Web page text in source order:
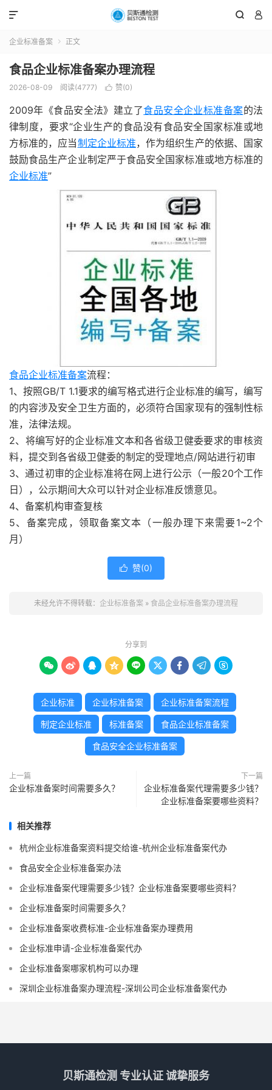
 

企业标准备案  正文
食品企业标准备案办理流程
2026-08-09 阅读(4777)  赞(0)
2009年《食品安全法》建立了食品安全企业标准备案的法
律制度，要求“企业生产的食品没有食品安全国家标准或地
方标准的，应当制定企业标准，作为组织生产的依据、国家
鼓励食品生产企业制定严于食品安全国家标准或地方标准的
企业标准”
食品企业标准备案流程：
1、按照GB/T 1.1要求的编写格式进行企业标准的编写，编写
的内容涉及安全卫生方面的，必须符合国家现有的强制性标
准，法律法规。
2、将编写好的企业标准文本和各省级卫健委要求的审核资
料，提交到各省级卫健委的制定的受理地点/网站进行初审
3、通过初审的企业标准将在网上进行公示（一般20个工作
日），公示期间大众可以针对企业标准反馈意见。
4、备案机构审查复核
5、备案完成，领取备案文本（一般办理下来需要1~2个
月）
 赞(0)
未经允许不得转载： 企业标准备案 » 食品企业标准备案办理流程
分享到
        
企业标准 企业标准备案 企业标准备案流程
制定企业标准 标准备案 食品企业标准备案
食品安全企业标准备案
上一篇
企业标准备案时间需要多久？
下一篇
企业标准备案代理需要多少钱？
企业标准备案要哪些资料？
相关推荐
杭州企业标准备案资料提交给谁-杭州企业标准备案代办
食品安全企业标准备案办法
企业标准备案代理需要多少钱？企业标准备案要哪些资料？
企业标准备案时间需要多久？
企业标准备案收费标准-企业标准备案办理费用
企业标准申请-企业标准备案代办
企业标准备案哪家机构可以办理
深圳企业标准备案办理流程-深圳公司企业标准备案代办
贝斯通检测 专业认证 诚挚服务